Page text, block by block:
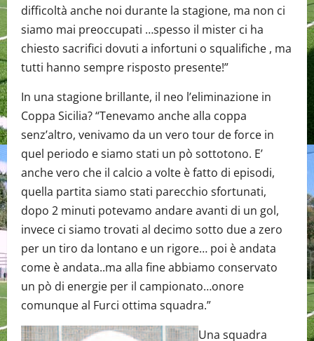
difficoltà anche noi durante la stagione, ma non ci
siamo mai preoccupati …spesso il mister ci ha
chiesto sacrifici dovuti a infortuni o squalifiche , ma
tutti hanno sempre risposto presente!”
In una stagione brillante, il neo l’eliminazione in
Coppa Sicilia? “Tenevamo anche alla coppa
senz’altro, venivamo da un vero tour de force in
quel periodo e siamo stati un pò sottotono. E’
anche vero che il calcio a volte è fatto di episodi,
quella partita siamo stati parecchio sfortunati,
dopo 2 minuti potevamo andare avanti di un gol,
invece ci siamo trovati al decimo sotto due a zero
per un tiro da lontano e un rigore… poi è andata
come è andata..ma alla fine abbiamo conservato
un pò di energie per il campionato…onore
comunque al Furci ottima squadra.”
Una squadra